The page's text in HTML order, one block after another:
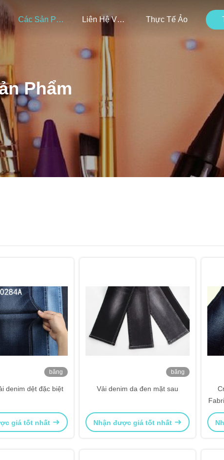
Các Sản Phẩm Liên Hệ Với Chúng Tôi Thực Tế Ảo
Phẩm
băng
denim dệt đặc biệt
giá tốt nhất
băng
Vải denim da đen mặt sau
Nhận được giá tốt nhất